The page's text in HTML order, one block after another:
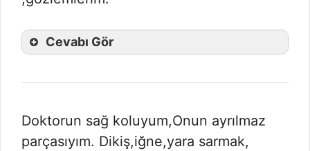
Cevabı Gör
Doktorun sağ koluyum,Onun ayrılmaz
parçasıyım. Dikiş,iğne,yara sarmak,